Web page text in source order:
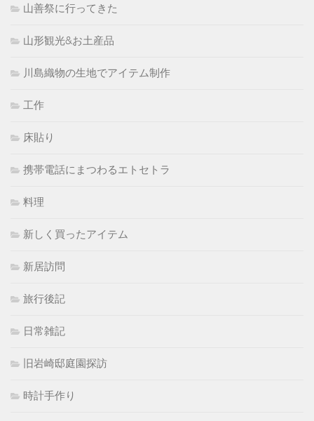
山善祭に行ってきた
山形観光&お土産品
川島織物の生地でアイテム制作
工作
床貼り
携帯電話にまつわるエトセトラ
料理
新しく買ったアイテム
新居訪問
旅行後記
日常雑記
旧岩崎邸庭園探訪
時計手作り